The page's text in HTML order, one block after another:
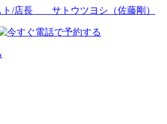
ト/店長 サトウツヨシ（佐藤剛）